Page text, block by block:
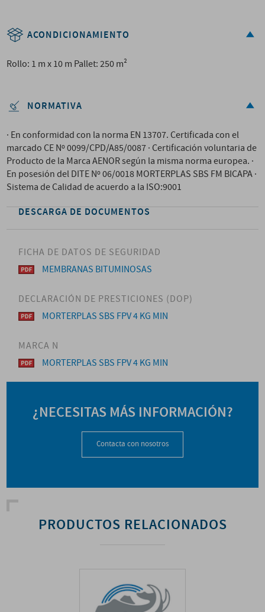
ACONDICIONAMIENTO
Rollo: 1 m x 10 m Pallet: 250 m²
NORMATIVA
· En conformidad con la norma EN 13707. Certificada con el
marcado CE Nº 0099/CPD/A85/0087 · Certificación voluntaria de
Producto de la Marca AENOR según la misma norma europea. ·
En posesión del DITE Nº 06/0018 MORTERPLAS SBS FM BICAPA ·
Sistema de Calidad de acuerdo a la ISO:9001
DESCARGA DE DOCUMENTOS
FICHA DE DATOS DE SEGURIDAD
MEMBRANAS BITUMINOSAS
DECLARACIÓN DE PRESTICIONES (DOP)
MORTERPLAS SBS FPV 4 KG MIN
MARCA N
MORTERPLAS SBS FPV 4 KG MIN
¿NECESITAS MÁS INFORMACIÓN?
Contacta con nosotros
PRODUCTOS RELACIONADOS